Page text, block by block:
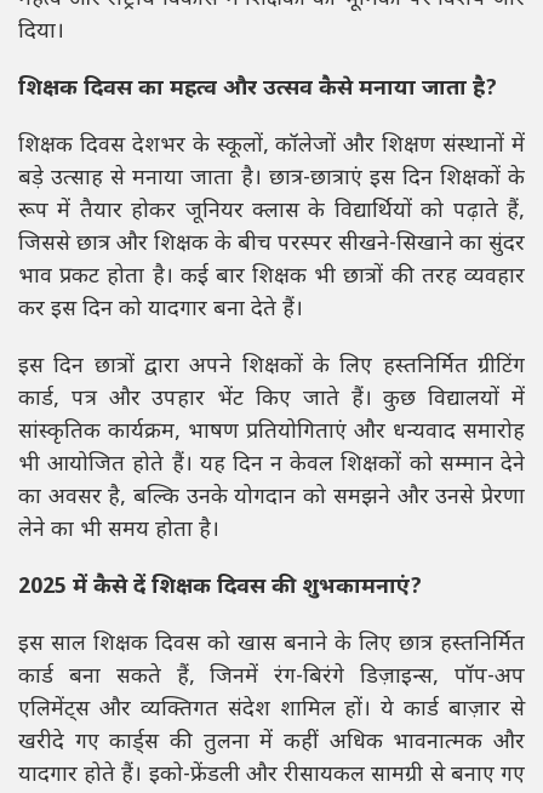
दिया।
शिक्षक दिवस का महत्व और उत्सव कैसे मनाया जाता है?
शिक्षक दिवस देशभर के स्कूलों, कॉलेजों और शिक्षण संस्थानों में
बड़े उत्साह से मनाया जाता है। छात्र-छात्राएं इस दिन शिक्षकों के
रूप में तैयार होकर जूनियर क्लास के विद्यार्थियों को पढ़ाते हैं,
जिससे छात्र और शिक्षक के बीच परस्पर सीखने-सिखाने का सुंदर
भाव प्रकट होता है। कई बार शिक्षक भी छात्रों की तरह व्यवहार
कर इस दिन को यादगार बना देते हैं।
इस दिन छात्रों द्वारा अपने शिक्षकों के लिए हस्तनिर्मित ग्रीटिंग
कार्ड, पत्र और उपहार भेंट किए जाते हैं। कुछ विद्यालयों में
सांस्कृतिक कार्यक्रम, भाषण प्रतियोगिताएं और धन्यवाद समारोह
भी आयोजित होते हैं। यह दिन न केवल शिक्षकों को सम्मान देने
का अवसर है, बल्कि उनके योगदान को समझने और उनसे प्रेरणा
लेने का भी समय होता है।
2025 में कैसे दें शिक्षक दिवस की शुभकामनाएं?
इस साल शिक्षक दिवस को खास बनाने के लिए छात्र हस्तनिर्मित
कार्ड बना सकते हैं, जिनमें रंग-बिरंगे डिज़ाइन्स, पॉप-अप
एलिमेंट्स और व्यक्तिगत संदेश शामिल हों। ये कार्ड बाज़ार से
खरीदे गए कार्ड्स की तुलना में कहीं अधिक भावनात्मक और
यादगार होते हैं। इको-फ्रेंडली और रीसायकल सामग्री से बनाए गए